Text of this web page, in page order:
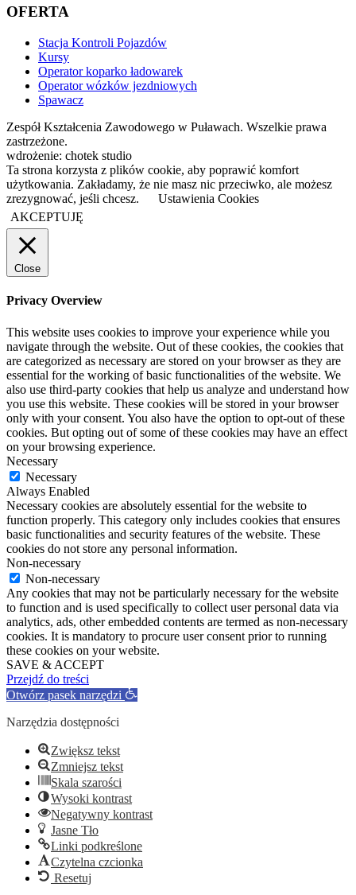
OFERTA
Stacja Kontroli Pojazdów
Kursy
Operator koparko ładowarek
Operator wózków jezdniowych
Spawacz
Zespół Kształcenia Zawodowego w Puławach. Wszelkie prawa
zastrzeżone.
wdrożenie: chotek studio
Ta strona korzysta z plików cookie, aby poprawić komfort
użytkowania. Zakładamy, że nie masz nic przeciwko, ale możesz
zrezygnować, jeśli chcesz.
Ustawienia Cookies
AKCEPTUJĘ
Close
Privacy Overview
This website uses cookies to improve your experience while you
navigate through the website. Out of these cookies, the cookies that
are categorized as necessary are stored on your browser as they are
essential for the working of basic functionalities of the website. We
also use third-party cookies that help us analyze and understand how
you use this website. These cookies will be stored in your browser
only with your consent. You also have the option to opt-out of these
cookies. But opting out of some of these cookies may have an effect
on your browsing experience.
Necessary
Necessary
Always Enabled
Necessary cookies are absolutely essential for the website to
function properly. This category only includes cookies that ensures
basic functionalities and security features of the website. These
cookies do not store any personal information.
Non-necessary
Non-necessary
Any cookies that may not be particularly necessary for the website
to function and is used specifically to collect user personal data via
analytics, ads, other embedded contents are termed as non-necessary
cookies. It is mandatory to procure user consent prior to running
these cookies on your website.
SAVE & ACCEPT
Przejdź do treści
Otwórz pasek narzędzi
Narzędzia dostępności
Zwiększ tekst
Zmniejsz tekst
Skala szarości
Wysoki kontrast
Negatywny kontrast
Jasne Tło
Linki podkreślone
Czytelna czcionka
Resetuj